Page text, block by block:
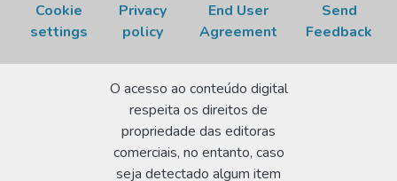
Cookie
settings
Privacy
policy
End User
Agreement
Send
Feedback
O acesso ao conteúdo digital
respeita os direitos de
propriedade das editoras
comerciais, no entanto, caso
seja detectado algum item